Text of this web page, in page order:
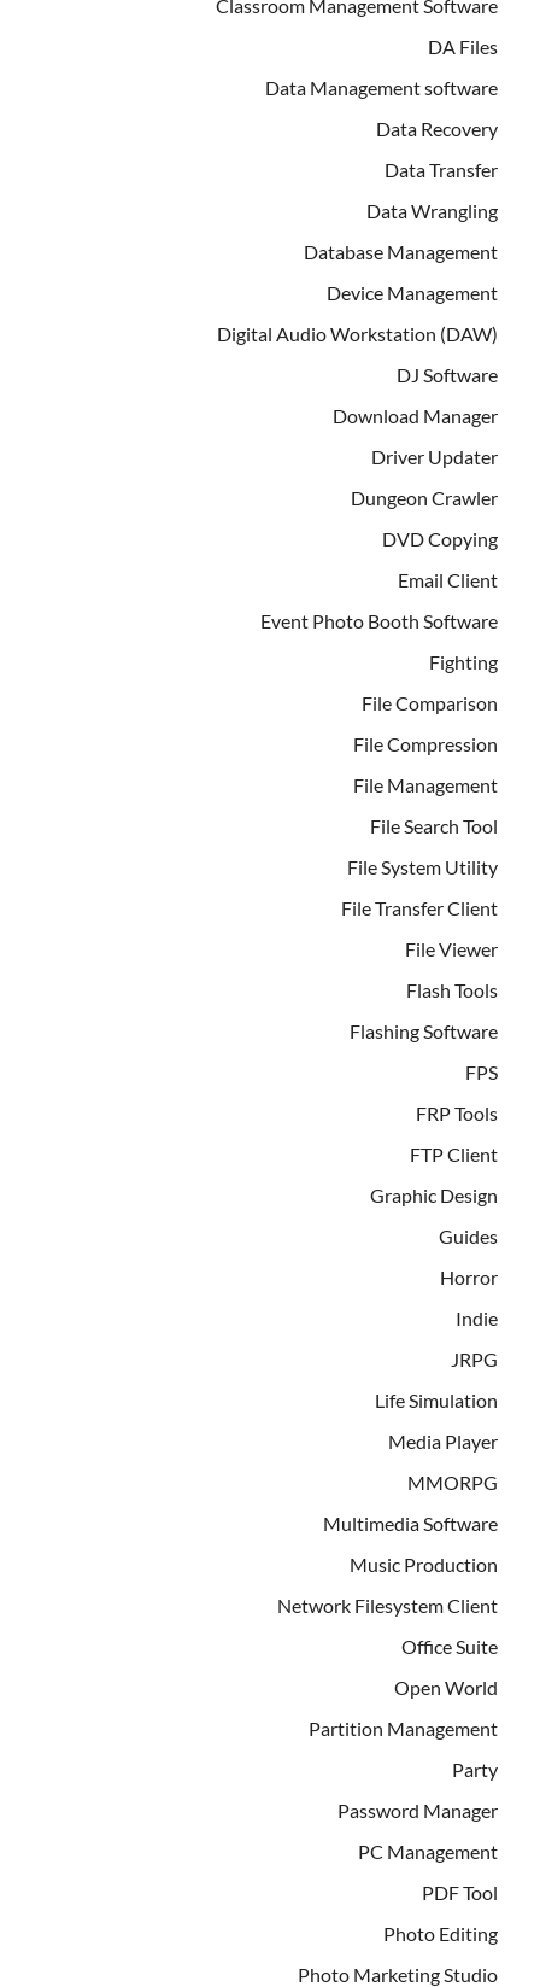
Classroom Management Software
DA Files
Data Management software
Data Recovery
Data Transfer
Data Wrangling
Database Management
Device Management
Digital Audio Workstation (DAW)
DJ Software
Download Manager
Driver Updater
Dungeon Crawler
DVD Copying
Email Client
Event Photo Booth Software
Fighting
File Comparison
File Compression
File Management
File Search Tool
File System Utility
File Transfer Client
File Viewer
Flash Tools
Flashing Software
FPS
FRP Tools
FTP Client
Graphic Design
Guides
Horror
Indie
JRPG
Life Simulation
Media Player
MMORPG
Multimedia Software
Music Production
Network Filesystem Client
Office Suite
Open World
Partition Management
Party
Password Manager
PC Management
PDF Tool
Photo Editing
Photo Marketing Studio